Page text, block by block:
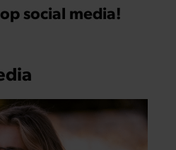
social media!